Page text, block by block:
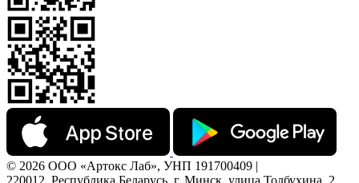
© 2026 ООО «Артокс Лаб», УНП 191700409 |
220012, Республика Беларусь, г. Минск, улица Толбухина, 2,